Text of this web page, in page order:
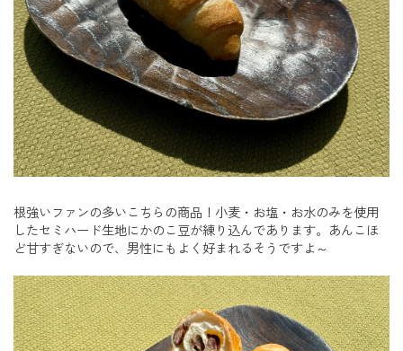
根強いファンの多いこちらの商品！小麦・お塩・お水のみを使用
したセミハード生地にかのこ豆が練り込んであります。あんこほ
ど甘すぎないので、男性にもよく好まれるそうですよ～